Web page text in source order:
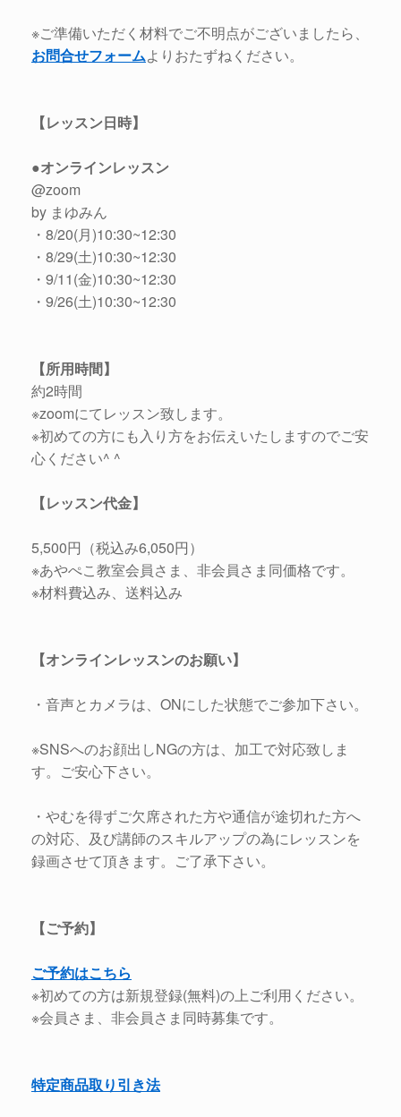
※ご準備いただく材料でご不明点がございましたら、
お問合せフォームよりおたずねください。
【レッスン日時】
●オンラインレッスン
@zoom
by まゆみん
・8/20(月)10:30~12:30
・8/29(土)10:30~12:30
・9/11(金)10:30~12:30
・9/26(土)10:30~12:30
【所用時間】
約2時間
※zoomにてレッスン致します。
※初めての方にも入り方をお伝えいたしますのでご安
心ください^ ^
【レッスン代金】
5,500円（税込み6,050円）
※あやぺこ教室会員さま、非会員さま同価格です。
※材料費込み、送料込み
【オンラインレッスンのお願い】
・音声とカメラは、ONにした状態でご参加下さい。
※SNSへのお顔出しNGの方は、加工で対応致しま
す。ご安心下さい。
・やむを得ずご欠席された方や通信が途切れた方へ
の対応、及び講師のスキルアップの為にレッスンを
録画させて頂きます。ご了承下さい。
【ご予約】
ご予約はこちら
※初めての方は新規登録(無料)の上ご利用ください。
※会員さま、非会員さま同時募集です。
特定商品取り引き法